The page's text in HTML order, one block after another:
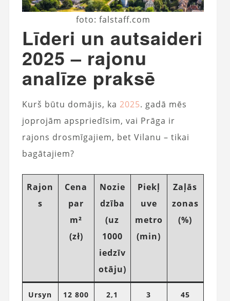
foto: falstaff.com
Līderi un autsaideri
2025 – rajonu
analīze praksē
Kurš būtu domājis, ka 2025. gadā mēs
joprojām apspriedīsim, vai Prāga ir
rajons drosmīgajiem, bet Vilanu – tikai
bagātajiem?
Rajon
s
Cena
par
m²
(zł)
Nozie
dzība
(uz
1000
iedzīv
otāju)
Piekļ
uve
metro
(min)
Zaļās
zonas
(%)
Ursyn
12 800 2,1 3 45